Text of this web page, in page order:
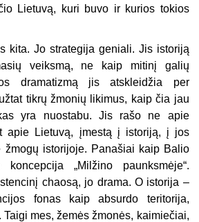
Lietuvą, kuri buvo ir kurios tokios
kita. Jo strategija geniali. Jis istoriją
veiksmą, ne kaip mitinį galių
dramatizmą jis atskleidžia per
tikrų žmonių likimus, kaip čia jau
yra nuostabu. Jis rašo ne apie
apie Lietuvą, įmestą į istoriją, į jos
žmogų istorijoje. Panašiai kaip Balio
koncepcija „Milžino paunksmėje“.
chaosą, jo drama. O istorija –
fonas kaip absurdo teritorija,
mes, žemės žmonės, kaimiečiai,